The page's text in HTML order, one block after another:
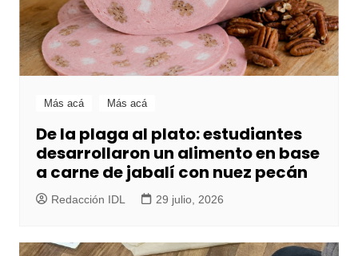
Más acá Más acá
De la plaga al plato: estudiantes
desarrollaron un alimento en base
a carne de jabalí con nuez pecán
Redacción IDL 29 julio, 2026